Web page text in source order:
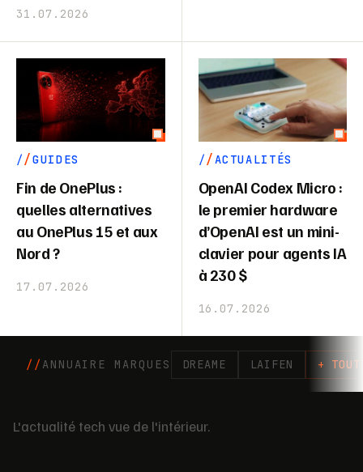
31.07.2026
GUIDES
Fin de OnePlus :
quelles alternatives
au OnePlus 15 et aux
Nord ?
17.07.2026
ACTUALITÉS
OpenAI Codex Micro :
le premier hardware
d’OpenAI est un mini-
clavier pour agents IA
à 230 $
16.07.2026
ANNUAIRE MARQUES DREAME LAIFEN +
L'actualité tech vue de l'intérieur.